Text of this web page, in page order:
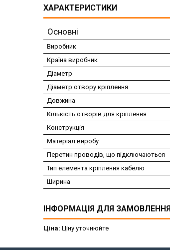
ХАРАКТЕРИСТИКИ
Основні
Виробник
Країна виробник
Діаметр
Діаметр отвору кріплення
Довжина
Кількість отворів для кріплення
Конструкція
Матеріал виробу
Перетин проводів, що підключаються
Тип елемента кріплення кабелю
Ширина
ІНФОРМАЦІЯ ДЛЯ ЗАМОВЛЕННЯ
Ціна: Ціну уточнюйте